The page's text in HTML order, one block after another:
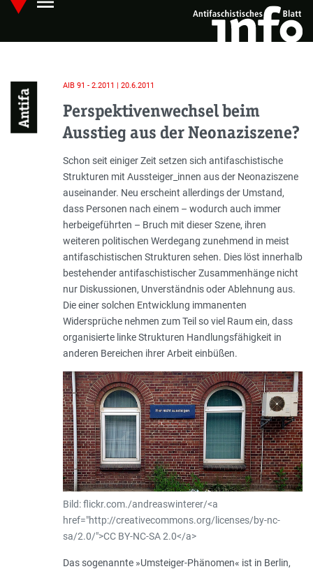
Skip
main
Hauptmenü öffnen
Antifa
AIB 91 - 2.2011 | 20.6.2011
Perspektivenwechsel beim
Ausstieg aus der Neonaziszene?
Einleitung
Schon seit einiger Zeit setzen sich antifaschistische
Strukturen mit Aussteiger_innen aus der Neonaziszene
auseinander. Neu erscheint allerdings der Umstand,
dass Personen nach einem – wodurch auch immer
herbeigeführten – Bruch mit dieser Szene, ihren
weiteren politischen Werdegang zunehmend in meist
antifaschistischen Strukturen sehen. Dies löst innerhalb
bestehender antifaschistischer Zusammenhänge nicht
nur Diskussionen, Unverständnis oder Ablehnung aus.
Die einer solchen Entwicklung immanenten
Widersprüche nehmen zum Teil so viel Raum ein, dass
organisierte linke Strukturen Handlungsfähigkeit in
anderen Bereichen ihrer Arbeit einbüßen.
Bild: flickr.com./andreaswinterer/<a
href="http://creativecommons.org/licenses/by-nc-
sa/2.0/">CC BY-NC-SA 2.0</a>
Das sogenannte »Umsteiger-Phänomen« ist in Berlin,